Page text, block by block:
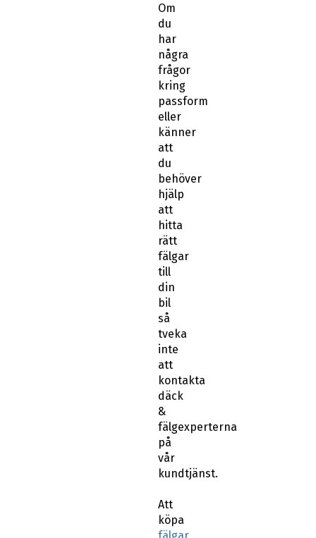
Om
du
har
några
frågor
kring
passform
eller
känner
att
du
behöver
hjälp
att
hitta
rätt
fälgar
till
din
bil
så
tveka
inte
att
kontakta
däck
&
fälgexperterna
på
vår
kundtjänst.
Att
köpa
fälgar